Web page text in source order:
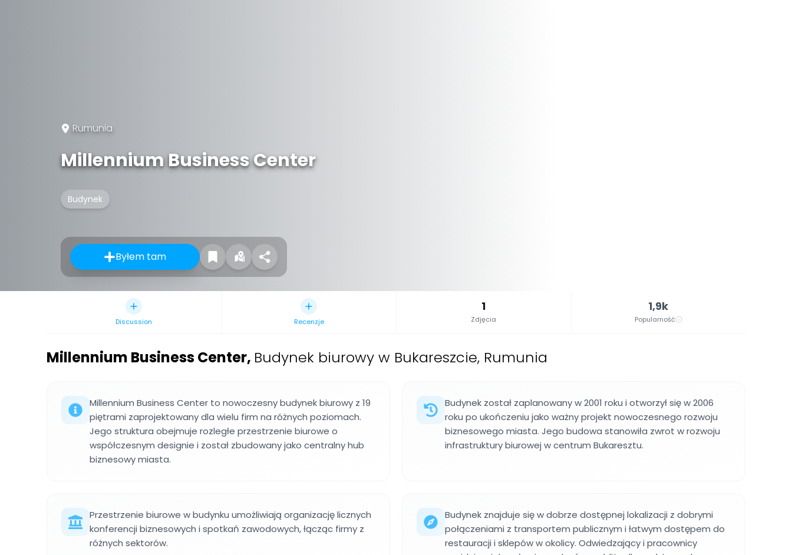
Rumunia
Millennium Business Center
Budynek
Byłem tam
Discussion Recenzje
1
Zdjęcia
1,9k
Popularność
Millennium Business Center, Budynek biurowy w Bukareszcie, Rumunia
Millennium Business Center to nowoczesny budynek biurowy z 19
piętrami zaprojektowany dla wielu firm na różnych poziomach.
Jego struktura obejmuje rozległe przestrzenie biurowe o
współczesnym designie i został zbudowany jako centralny hub
biznesowy miasta.
Budynek został zaplanowany w 2001 roku i otworzył się w 2006
roku po ukończeniu jako ważny projekt nowoczesnego rozwoju
biznesowego miasta. Jego budowa stanowiła zwrot w rozwoju
infrastruktury biurowej w centrum Bukaresztu.
Przestrzenie biurowe w budynku umożliwiają organizację licznych
konferencji biznesowych i spotkań zawodowych, łącząc firmy z
różnych sektorów.
Budynek znajduje się w dobrze dostępnej lokalizacji z dobrymi
połączeniami z transportem publicznym i łatwym dostępem do
restauracji i sklepów w okolicy. Odwiedzający i pracownicy